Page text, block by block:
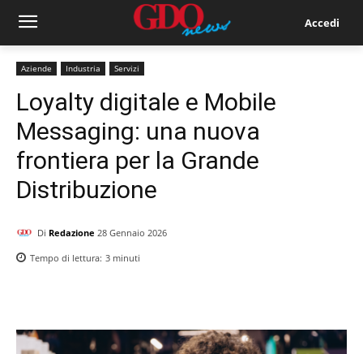
Accedi
Aziende Industria Servizi
Loyalty digitale e Mobile
Messaging: una nuova
frontiera per la Grande
Distribuzione
Di Redazione 28 Gennaio 2026
Tempo di lettura: 3 minuti